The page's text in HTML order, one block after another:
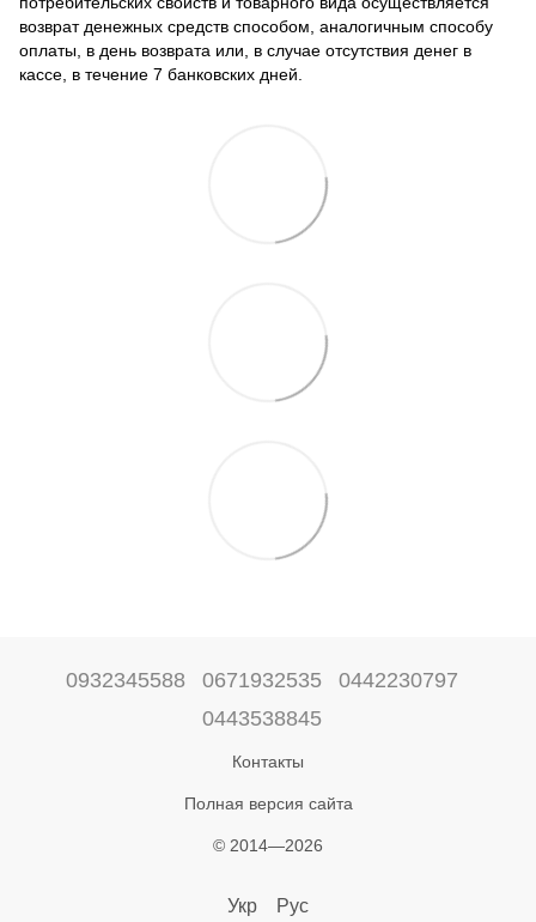
возврат денежных средств способом, аналогичным способу
оплаты, в день возврата или, в случае отсутствия денег в
кассе, в течение 7 банковских дней.
0932345588 0671932535
0442230797
0443538845
Контакты
Полная версия сайта
© 2014—2026
Укр Рус